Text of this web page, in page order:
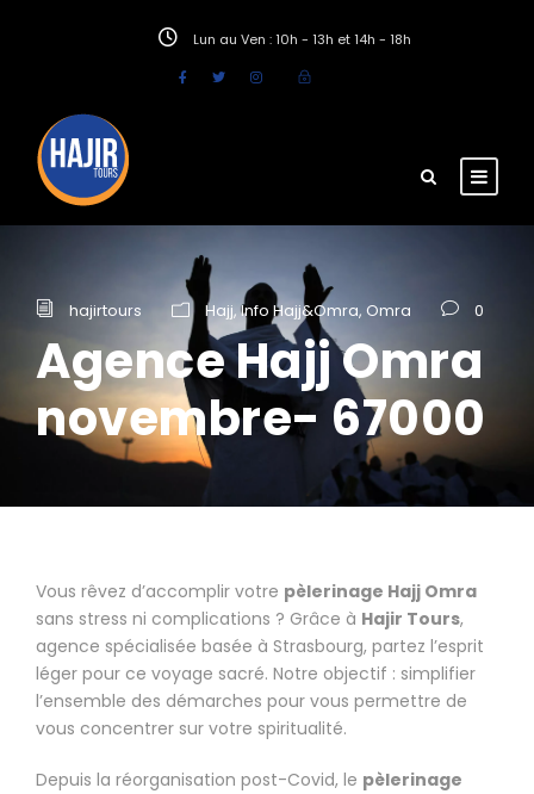
Lun au Ven : 10h - 13h et 14h - 18h
hajirtours Hajj,Info Hajj&Omra, Omra 0
Agence Hajj Omra
novembre- 67000
Vous rêvez d’accomplir votre pèlerinage Hajj Omra
sans stress ni complications ? Grâce à Hajir Tours,
agence spécialisée basée à Strasbourg, partez l’esprit
léger pour ce voyage sacré. Notre objectif : simplifier
l’ensemble des démarches pour vous permettre de
vous concentrer sur votre spiritualité.
Depuis la réorganisation post-Covid, le pèlerinage